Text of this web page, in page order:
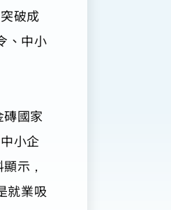
破成
、中小
國家
小企
示，
就業吸